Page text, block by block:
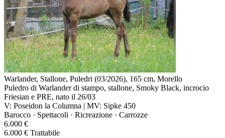
Warlander, Stallone, Puledri (03/2026), 165 cm, Morello
Puledro di Warlander di stampo, stallone, Smoky Black, incrocio
Friesian e PRE, nato il 26/03
V: Poseidon la Columna | MV: Sipke 450
Barocco · Spettacoli · Ricreazione · Carrozze
6.000 €
6.000 € Trattabile